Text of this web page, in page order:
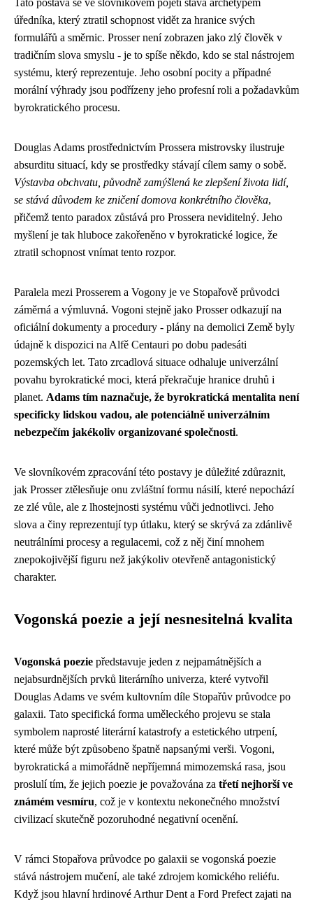
úředníka, který ztratil schopnost vidět za hranice svých
formulářů a směrnic. Prosser není zobrazen jako zlý člověk v
tradičním slova smyslu - je to spíše někdo, kdo se stal nástrojem
systému, který reprezentuje. Jeho osobní pocity a případné
morální výhrady jsou podřízeny jeho profesní roli a požadavkům
byrokratického procesu.
Douglas Adams prostřednictvím Prossera mistrovsky ilustruje
absurditu situací, kdy se prostředky stávají cílem samy o sobě.
Výstavba obchvatu, původně zamýšlená ke zlepšení života lidí,
se stává důvodem ke zničení domova konkrétního člověka,
přičemž tento paradox zůstává pro Prossera neviditelný. Jeho
myšlení je tak hluboce zakořeněno v byrokratické logice, že
ztratil schopnost vnímat tento rozpor.
Paralela mezi Prosserem a Vogony je ve Stopařově průvodci
záměrná a výmluvná. Vogoni stejně jako Prosser odkazují na
oficiální dokumenty a procedury - plány na demolici Země byly
údajně k dispozici na Alfě Centauri po dobu padesáti
pozemských let. Tato zrcadlová situace odhaluje univerzální
povahu byrokratické moci, která překračuje hranice druhů i
planet. Adams tím naznačuje, že byrokratická mentalita není
specificky lidskou vadou, ale potenciálně univerzálním
nebezpečím jakékoliv organizované společnosti.
Ve slovníkovém zpracování této postavy je důležité zdůraznit,
jak Prosser ztělesňuje onu zvláštní formu násilí, které nepochází
ze zlé vůle, ale z lhostejnosti systému vůči jednotlivci. Jeho
slova a činy reprezentují typ útlaku, který se skrývá za zdánlivě
neutrálními procesy a regulacemi, což z něj činí mnohem
znepokojivější figuru než jakýkoliv otevřeně antagonistický
charakter.
Vogonská poezie a její nesnesitelná kvalita
Vogonská poezie představuje jeden z nejpamátnějších a
nejabsurdnějších prvků literárního univerza, které vytvořil
Douglas Adams ve svém kultovním díle Stopařův průvodce po
galaxii. Tato specifická forma uměleckého projevu se stala
symbolem naprosté literární katastrofy a estetického utrpení,
které může být způsobeno špatně napsanými verši. Vogoni,
byrokratická a mimořádně nepříjemná mimozemská rasa, jsou
proslulí tím, že jejich poezie je považována za třetí nejhorší ve
známém vesmíru, což je v kontextu nekonečného množství
civilizací skutečně pozoruhodné negativní ocenění.
V rámci Stopařova průvodce po galaxii se vogonská poezie
stává nástrojem mučení, ale také zdrojem komického reliéfu.
Když jsou hlavní hrdinové Arthur Dent a Ford Prefect zajati na